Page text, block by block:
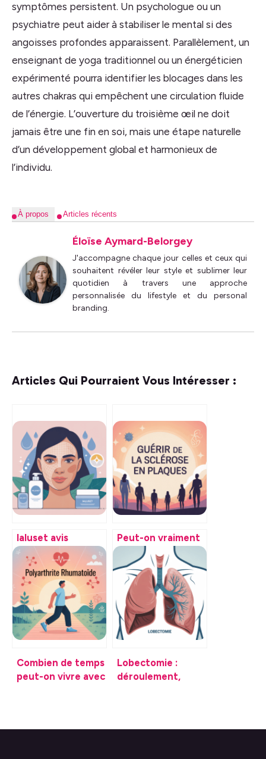
symptômes persistent. Un psychologue ou un
psychiatre peut aider à stabiliser le mental si des
angoisses profondes apparaissent. Parallèlement, un
enseignant de yoga traditionnel ou un énergéticien
expérimenté pourra identifier les blocages dans les
autres chakras qui empêchent une circulation fluide
de l’énergie. L’ouverture du troisième œil ne doit
jamais être une fin en soi, mais une étape naturelle
d’un développement global et harmonieux de
l’individu.
À propos Articles récents
Éloïse Aymard-Belorgey
J'accompagne chaque jour celles et ceux qui
souhaitent révéler leur style et sublimer leur
quotidien à travers une approche
personnalisée du lifestyle et du personal
branding.
Articles Qui Pourraient Vous Intéresser :
Ialuset avis
dermatologue : ce
qu’il faut vraiment
retenir
Peut-on vraiment
dire « j’ai guéri de
la sclérose en
plaques » ?
Combien de temps
peut-on vivre avec
Lobectomie :
déroulement,